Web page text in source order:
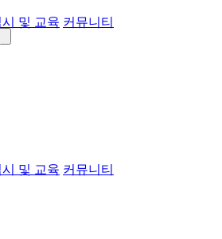
및 교육 커뮤니티
시 및 교육 커뮤니티